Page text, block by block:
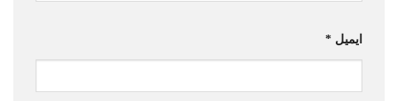
ایمیل *